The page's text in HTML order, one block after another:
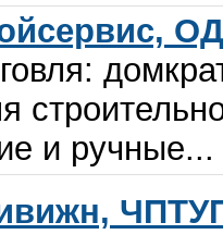
и ручные...